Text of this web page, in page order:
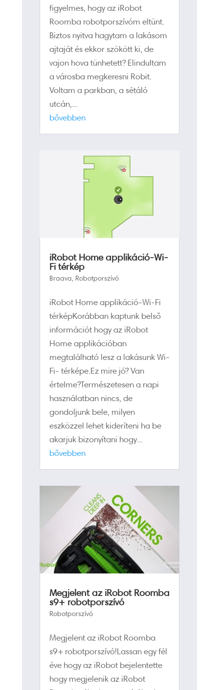
figyelmes, hogy az iRobot
Roomba robotporszívóm eltünt.
Biztos nyitva hagytam a lakásom
ajtaját és ekkor szökött ki, de
vajon hova tünhetett? Elindultam
a városba megkeresni Robit.
Voltam a parkban, a sétáló
utcán,...
bővebben
iRobot Home applikáció-Wi-
Fi térkép
Braava Robotporszívó
iRobot Home applikáció-Wi-Fi
térképKorábban kaptunk belső
információt hogy az iRobot
Home applikációban
megtalálható lesz a lakásunk Wi-
Fi- térképe.Ez mire jó? Van
értelme?Természetesen a napi
használatban nincs, de
gondoljunk bele, milyen
eszközzel lehet kideríteni ha be
akarjuk bizonyítani hogy...
bővebben
Megjelent az iRobot Roomba
s9+ robotporszívó
Robotporszívó
Megjelent az iRobot Roomba
s9+ robotporszívó!Lassan egy fél
éve hogy az iRobot bejelentette
hogy megjelenik az iRobot